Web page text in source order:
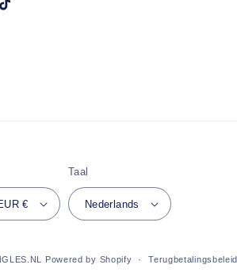
TikTok
Nederland | EUR €
Taal
Nederlands
Powered by Shopify